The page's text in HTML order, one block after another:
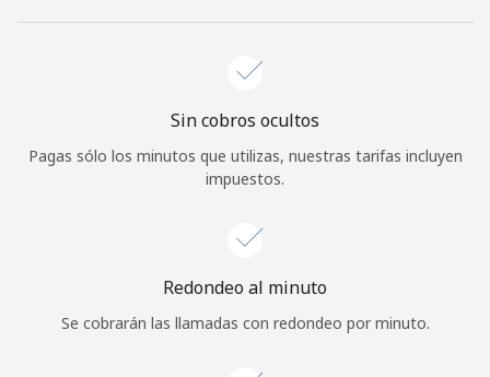
¿Olvidaste tu contraseña? →
Iniciar Sesión
Sin cobros ocultos
Pagas sólo los minutos que utilizas, nuestras tarifas incluyen
impuestos.
Redondeo al minuto
Se cobrarán las llamadas con redondeo por minuto.